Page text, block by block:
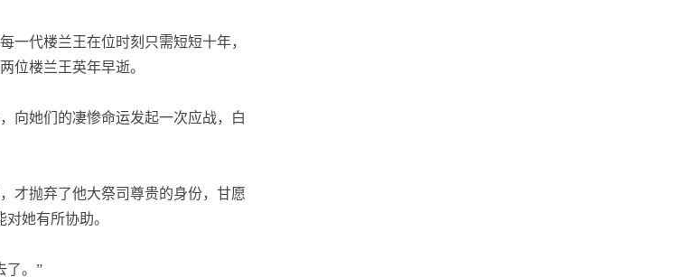
代楼兰王在位时刻只需短短十年，
位楼兰王英年早逝。
向她们的凄惨命运发起一次应战，白
才抛弃了他大祭司尊贵的身份，甘愿
她有所协助。
了。”